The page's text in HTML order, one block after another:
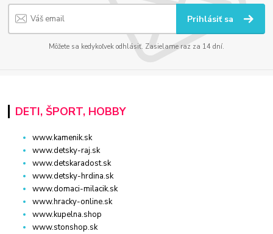
Prihlásiť sa
Môžete sa kedykoľvek odhlásiť. Zasielame raz za 14 dní.
DETI, ŠPORT, HOBBY
www.kamenik.sk
www.detsky-raj.sk
www.detskaradost.sk
www.detsky-hrdina.sk
www.domaci-milacik.sk
www.hracky-online.sk
www.kupelna.shop
www.stonshop.sk